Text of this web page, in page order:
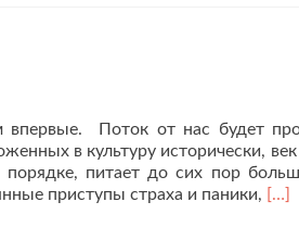
впервые. Поток от нас будет
в культуру исторически, век
питает до сих пор
приступы страха и паники,
[…]